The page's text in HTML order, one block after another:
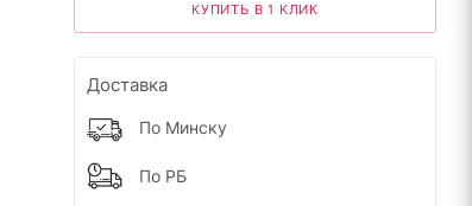
КУПИТЬ В 1 КЛИК
Доставка
По Минску
По РБ